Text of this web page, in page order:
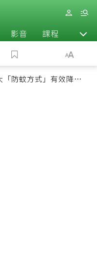
影音 課程 退休
防蚊方式」有效降低被